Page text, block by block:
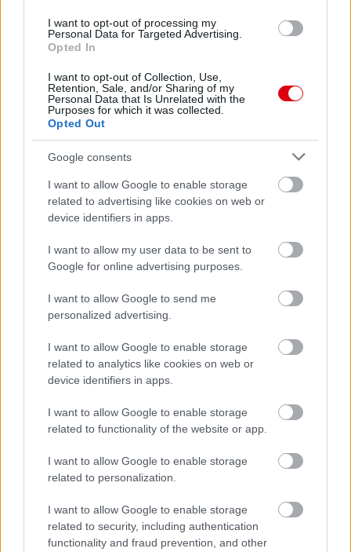
I want to opt-out of processing my
Personal Data for Targeted Advertising.
Opted In
I want to opt-out of Collection, Use,
Retention, Sale, and/or Sharing of my
Personal Data that Is Unrelated with the
Purposes for which it was collected.
Opted Out
Google consents
I want to allow Google to enable storage
related to advertising like cookies on web or
device identifiers in apps.
I want to allow my user data to be sent to
Google for online advertising purposes.
I want to allow Google to send me
personalized advertising.
I want to allow Google to enable storage
related to analytics like cookies on web or
device identifiers in apps.
I want to allow Google to enable storage
related to functionality of the website or app.
I want to allow Google to enable storage
related to personalization.
I want to allow Google to enable storage
related to security, including authentication
functionality and fraud prevention, and other
Leeds United
United
Felkészülési szezon 5. mérkőzés
Croke Park, Dublin
2026-08-12 20:30
2 nap 15 óra 7 perc 53 másodperc
Támogatás
Támogasd adományoddal